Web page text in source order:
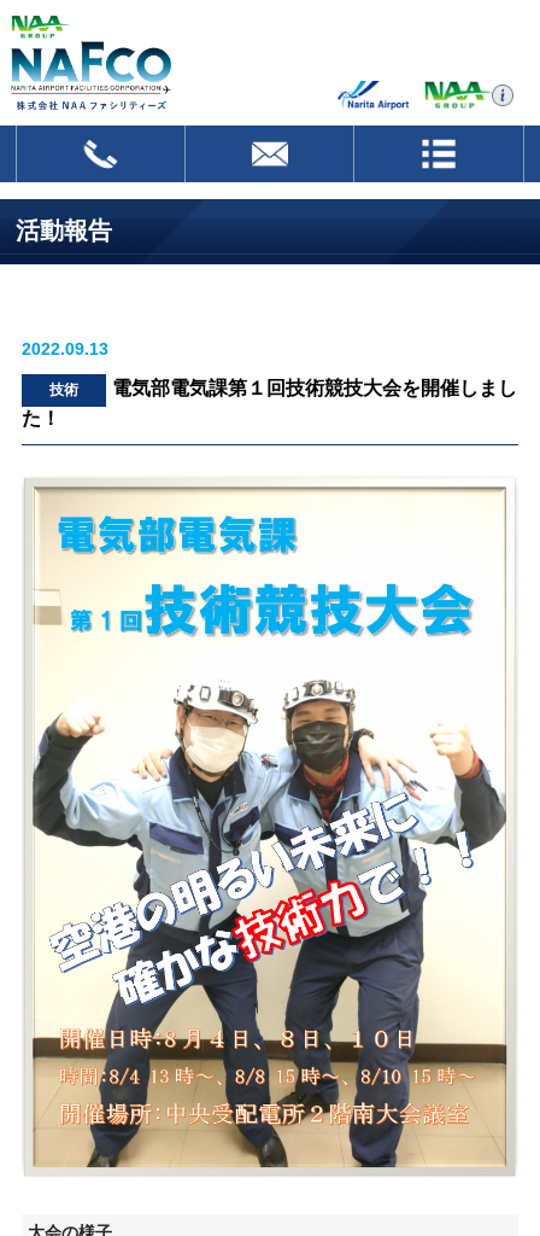
活動報告
2022.09.13
技術
電気部電気課第１回技術競技大会を開催しまし
た！